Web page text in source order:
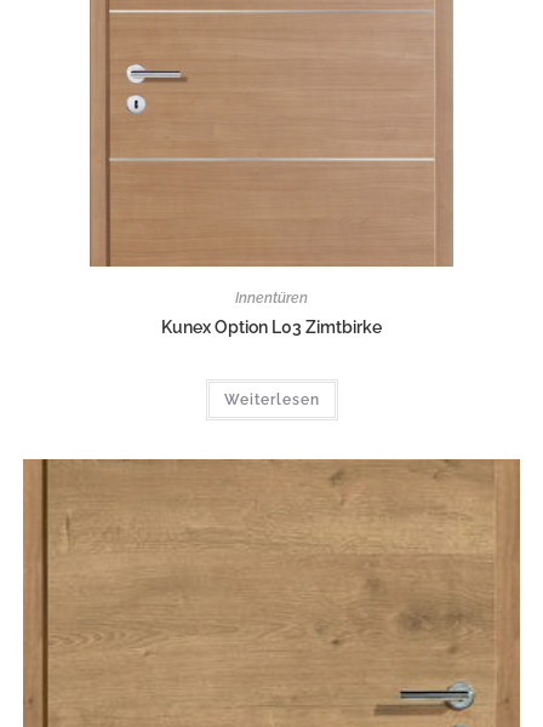
Innentüren
Kunex Option L03 Zimtbirke
Weiterlesen